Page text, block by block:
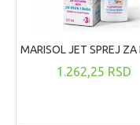
1.262,25 RSD